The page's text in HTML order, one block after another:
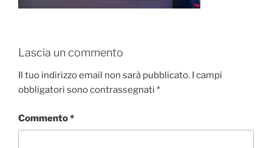
Lascia un commento
Il tuo indirizzo email non sarà pubblicato. I campi
obbligatori sono contrassegnati *
Commento*